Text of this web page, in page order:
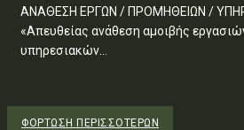
ΑΝΑΘΕΣΗ ΕΡΓΩΝ / ΠΡΟΜΗΘΕΙΩΝ /
«Απευθείας ανάθεση αμοιβής
υπηρεσιακών...
ΦΌΡΤΩΣΗ ΠΕΡΙΣΣΟΤΈΡΩΝ